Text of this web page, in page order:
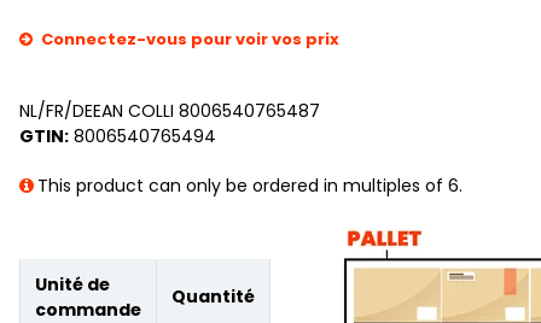
Connectez-vous pour voir vos prix
NL/FR/DEEAN COLLI 8006540765487
GTIN: 8006540765494
This product can only be ordered in multiples of 6.
Unité de
commande
Quantité